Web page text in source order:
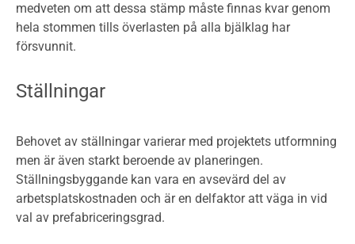
medveten om att dessa stämp måste finnas kvar genom
hela stommen tills överlasten på alla bjälklag har
försvunnit.
Ställningar
Behovet av ställningar varierar med projektets utformning
men är även starkt beroende av planeringen.
Ställningsbyggande kan vara en avsevärd del av
arbetsplatskostnaden och är en delfaktor att väga in vid
val av prefabriceringsgrad.